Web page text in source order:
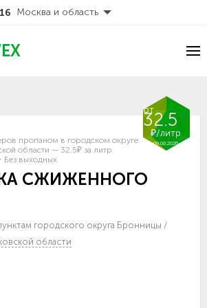
Москва и область
от
32.5
₽/литр
09.08.2026
СЖИЖЕННОГО
пропаном в городском округе
области — 32.5₽ за литр
Без выходных
городского округа Бронницы /
области